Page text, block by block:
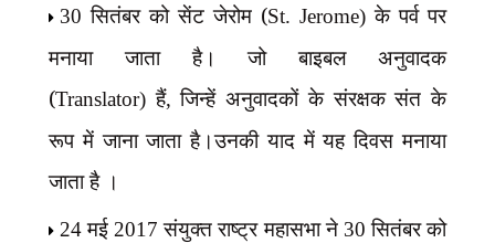
30 सितंबर को सेंट जेरोम (St. Jerome)के पर्व पर
मनाया जाता है। जो बाइबल अनुवादक
(Translator)हैं,जिन्हें अनुवादकों के संरक्षक संत के
रूप में जाना जाता है।उनकी याद में यह दिवस मनाया
जाता है ।
24 मई 2017 संयुक्त राष्ट्र महासभा ने 30 सितंबर को